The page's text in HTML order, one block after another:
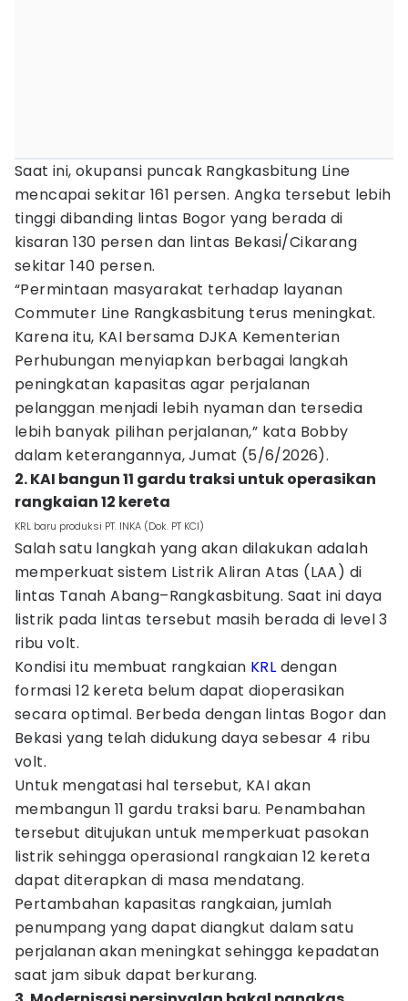
Saat ini, okupansi puncak Rangkasbitung Line
mencapai sekitar 161 persen. Angka tersebut lebih
tinggi dibanding lintas Bogor yang berada di
kisaran 130 persen dan lintas Bekasi/Cikarang
sekitar 140 persen.
“Permintaan masyarakat terhadap layanan
Commuter Line Rangkasbitung terus meningkat.
Karena itu, KAI bersama DJKA Kementerian
Perhubungan menyiapkan berbagai langkah
peningkatan kapasitas agar perjalanan
pelanggan menjadi lebih nyaman dan tersedia
lebih banyak pilihan perjalanan,” kata Bobby
dalam keterangannya, Jumat (5/6/2026).
2. KAI bangun 11 gardu traksi untuk operasikan
rangkaian 12 kereta
KRL baru produksi PT. INKA (Dok. PT KCI)
Salah satu langkah yang akan dilakukan adalah
memperkuat sistem Listrik Aliran Atas (LAA) di
lintas Tanah Abang–Rangkasbitung. Saat ini daya
listrik pada lintas tersebut masih berada di level 3
ribu volt.
Kondisi itu membuat rangkaian KRL dengan
formasi 12 kereta belum dapat dioperasikan
secara optimal. Berbeda dengan lintas Bogor dan
Bekasi yang telah didukung daya sebesar 4 ribu
volt.
Untuk mengatasi hal tersebut, KAI akan
membangun 11 gardu traksi baru. Penambahan
tersebut ditujukan untuk memperkuat pasokan
listrik sehingga operasional rangkaian 12 kereta
dapat diterapkan di masa mendatang.
Pertambahan kapasitas rangkaian, jumlah
penumpang yang dapat diangkut dalam satu
perjalanan akan meningkat sehingga kepadatan
saat jam sibuk dapat berkurang.